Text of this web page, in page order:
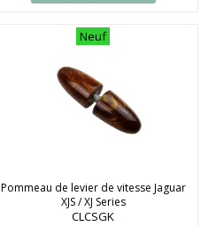
Neuf
Pommeau de levier de vitesse Jaguar
XJS / XJ Series
CLCSGK